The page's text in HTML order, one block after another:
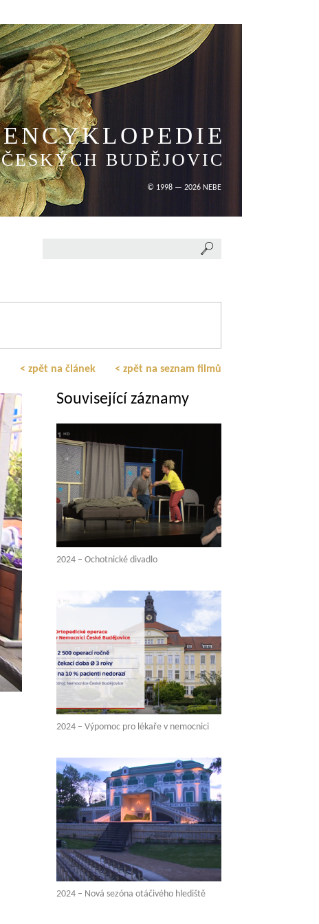
ENCYKLOPEDIE
ČESKÝCH BUDĚJOVIC
© 1998 — 2026 NEBE
< zpět na článek < zpět na seznam filmů
Související záznamy
2024 – Ochotnické divadlo
2024 – Výpomoc pro lékaře v nemocnici
2024 – Nová sezóna otáčivého hlediště